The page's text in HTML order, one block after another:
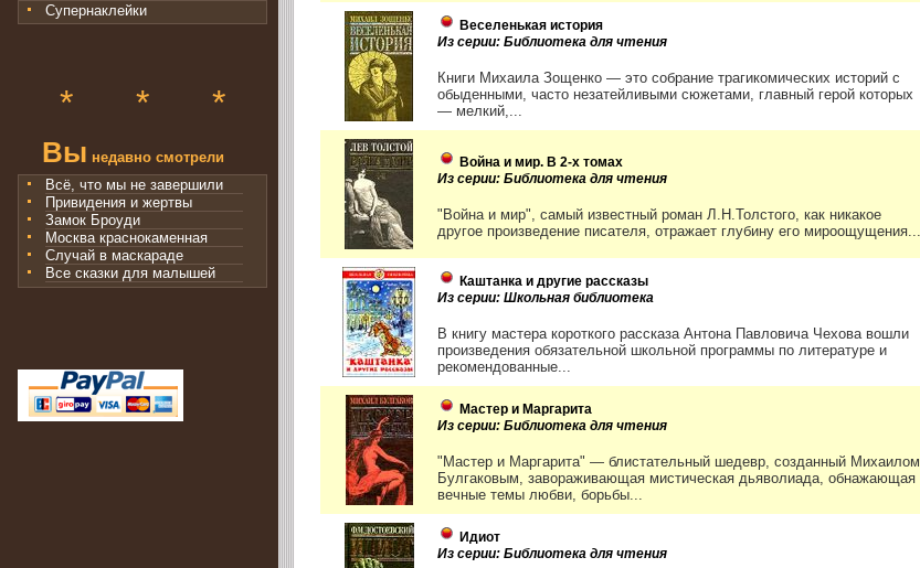
Супернаклейки
* * *
Вы недавно смотрели
Всё, что мы не завершили
Привидения и жертвы
Замок Броуди
Москва краснокаменная
Случай в маскараде
Все сказки для малышей
Веселенькая история
Из серии: Библиотека для чтения
Книги Михаила Зощенко — это собрание трагикомических историй с
обыденными, часто незатейливыми сюжетами, главный герой которых
— мелкий,...
Война и мир. В 2-х томах
Из серии: Библиотека для чтения
"Война и мир", самый известный роман Л.Н.Толстого, как никакое
другое произведение писателя, отражает глубину его мироощущения...
Каштанка и другие рассказы
Из серии: Школьная библиотека
В книгу мастера короткого рассказа Антона Павловича Чехова вошли
произведения обязательной школьной программы по литературе и
рекомендованные...
Мастер и Маргарита
Из серии: Библиотека для чтения
"Мастер и Маргарита" — блистательный шедевр, созданный Михаилом
Булгаковым, завораживающая мистическая дьяволиада, обнажающая
вечные темы любви, борьбы...
Идиот
Из серии: Библиотека для чтения